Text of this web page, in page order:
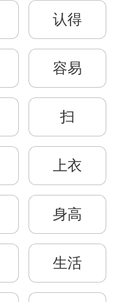
认得
容易
扫
上衣
身高
生活